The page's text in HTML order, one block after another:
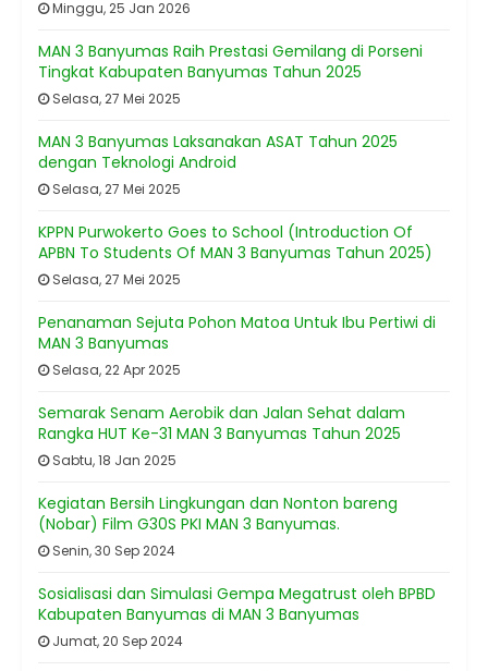
Minggu, 25 Jan 2026
MAN 3 Banyumas Raih Prestasi Gemilang di Porseni
Tingkat Kabupaten Banyumas Tahun 2025
Selasa, 27 Mei 2025
MAN 3 Banyumas Laksanakan ASAT Tahun 2025
dengan Teknologi Android
Selasa, 27 Mei 2025
KPPN Purwokerto Goes to School (Introduction Of
APBN To Students Of MAN 3 Banyumas Tahun 2025)
Selasa, 27 Mei 2025
Penanaman Sejuta Pohon Matoa Untuk Ibu Pertiwi di
MAN 3 Banyumas
Selasa, 22 Apr 2025
Semarak Senam Aerobik dan Jalan Sehat dalam
Rangka HUT Ke-31 MAN 3 Banyumas Tahun 2025
Sabtu, 18 Jan 2025
Kegiatan Bersih Lingkungan dan Nonton bareng
(Nobar) Film G30S PKI MAN 3 Banyumas.
Senin, 30 Sep 2024
Sosialisasi dan Simulasi Gempa Megatrust oleh BPBD
Kabupaten Banyumas di MAN 3 Banyumas
Jumat, 20 Sep 2024